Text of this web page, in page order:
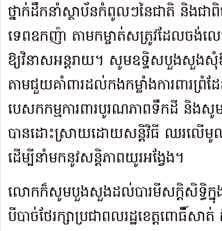
ថ្នាក់ដឹកនាំស្ថាប័នកំពូលៗនៃជាតិ និងជ
ទេពឧកញ៉ា តាមកម្ចាត់សត្រូវដែលចង់លេ
ឱ្យវិនាសអន្តរាយ។ សូមឧទ្ទិសបួងសួងសុំ
តាមជួយគាំពារដល់កងកម្លាំងការពារព្
បេសកកម្មការពារបូរណភាពទឹកដី និងសូម
បានដោះស្រាយដោយសន្តិវិធី ឈរលើមូលដ្
ដើម្បីនាំមកនូវសន្តិភាពយូរអង្វែង​។​
លោកក៏សូមបួងសួងដល់បារមីសក្តិសិទ្ធិក្
បីបាច់ថែរក្សាប្រជាពលរដ្ឋខេត្តពោធិ៍សា